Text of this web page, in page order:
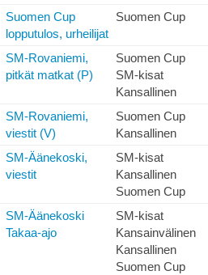
Suomen Cup
lopputulos, urheilijat
Suomen Cup
SM-Rovaniemi,
pitkät matkat (P)
Suomen Cup
SM-kisat
Kansallinen
SM-Rovaniemi,
viestit (V)
Suomen Cup
Kansallinen
SM-Äänekoski,
viestit
SM-kisat
Kansallinen
Suomen Cup
SM-Äänekoski
Takaa-ajo
SM-kisat
Kansainvälinen
Kansallinen
Suomen Cup